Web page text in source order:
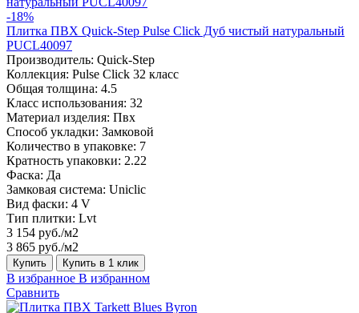
-18%
Плитка ПВХ Quick-Step Pulse Click Дуб чистый натуральный
PUCL40097
Производитель: Quick-Step
Коллекция: Pulse Click 32 класс
Общая толщина: 4.5
Класс использования: 32
Материал изделия: Пвх
Способ укладки: Замковой
Количество в упаковке: 7
Кратность упаковки: 2.22
Фаска: Да
Замковая система: Uniclic
Вид фаски: 4 V
Тип плитки: Lvt
3 154 руб./м2
3 865 руб./м2
Купить Купить в 1 клик
В избранное В избранном
Сравнить